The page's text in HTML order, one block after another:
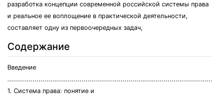
разработка концепции современной российской системы права
и реальное ее воплощение в практической деятельности,
составляет одну из первоочередных задач,
Содержание
Введение
1. Система права: понятие и